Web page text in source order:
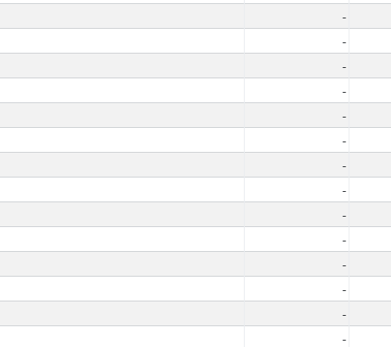
-
-
-
-
-
-
-
-
-
-
-
-
-
-